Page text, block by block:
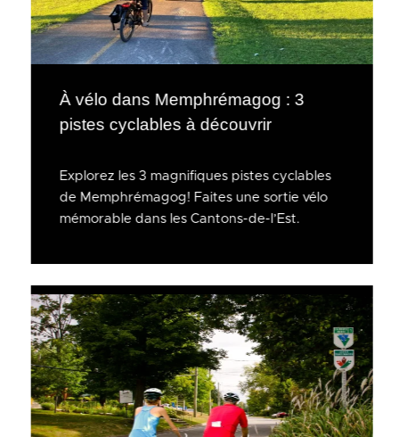
À vélo dans Memphrémagog : 3
pistes cyclables à découvrir
Explorez les 3 magnifiques pistes cyclables
de Memphrémagog! Faites une sortie vélo
mémorable dans les Cantons-de-l’Est.